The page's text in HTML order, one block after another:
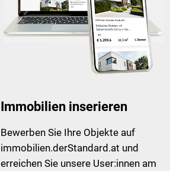
Immobilien inserieren
Bewerben Sie Ihre Objekte auf
immobilien.derStandard.at und
erreichen Sie unsere User:innen am